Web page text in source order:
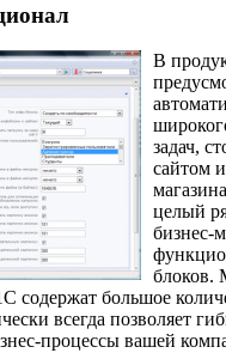
В
задач,
сайтом
целый
бизнес-
блоков.
содержат большое
всегда позволяет
процессы вашей